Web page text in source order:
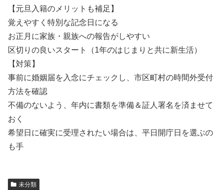
【元旦入籍のメリットも補足】
覚えやすく特別な記念日になる
お正月に家族・親族への報告がしやすい
区切りの良いスタート（1年のはじまりと共に新生活）
【対策】
事前に婚姻届を入念にチェックし、市区町村の時間外受付
方法を確認
不備のないよう、年内に書類を準備＆証人署名を済ませて
おく
希望日に確実に受理されたい場合は、平日開庁日を選ぶの
も手
未分類